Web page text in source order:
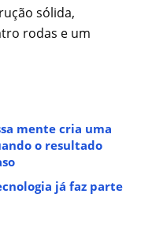
sólida,
rodas e um
mente cria uma
o resultado
já faz parte